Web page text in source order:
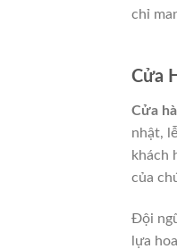
chỉ
Cửa
Cửa
nhật,
khách
của
Đội
lựa